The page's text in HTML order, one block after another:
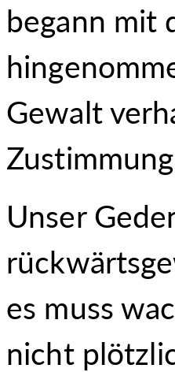
begann mit
Gewalt
Unser
es muss
nicht